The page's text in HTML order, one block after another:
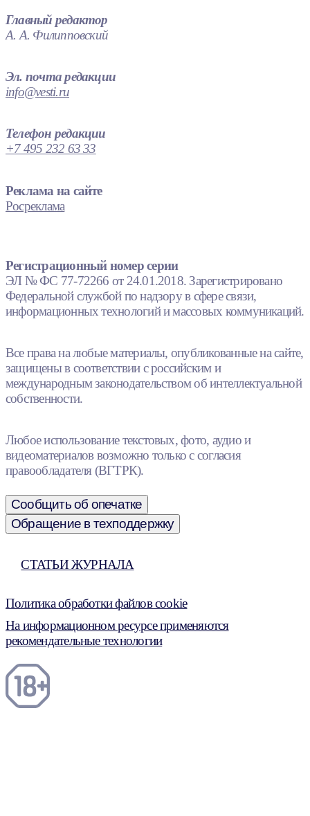
Главный редактор
А. А. Филипповский
Эл. почта редакции
info@vesti.ru
Телефон редакции
+7 495 232 63 33
Реклама на сайте
Росреклама
Регистрационный номер серии
ЭЛ № ФС 77-72266 от 24.01.2018. Зарегистрировано
Федеральной службой по надзору в сфере связи,
информационных технологий и массовых коммуникаций.
Все права на любые материалы, опубликованные на сайте,
защищены в соответствии с российским и
международным законодательством об интеллектуальной
собственности.
Любое использование текстовых, фото, аудио и
видеоматериалов возможно только с согласия
правообладателя (ВГТРК).
Сообщить об опечатке
Обращение в техподдержку
СТАТЬИ ЖУРНАЛА
Политика обработки файлов cookie
На информационном ресурсе применяются
рекомендательные технологии